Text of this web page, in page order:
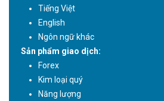
Tiếng Việt
English
Ngôn ngữ khác
Sản phẩm giao dịch:
Forex
Kim loại quý
Năng lượng